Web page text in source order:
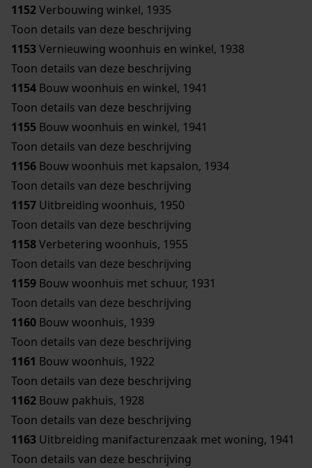
1152Verbouwing winkel, 1935
Toon details van deze beschrijving
1153Vernieuwing woonhuis en winkel, 1938
Toon details van deze beschrijving
1154 Bouw woonhuis en winkel, 1941
Toon details van deze beschrijving
1155 Bouw woonhuis en winkel, 1941
Toon details van deze beschrijving
1156 Bouw woonhuis met kapsalon, 1934
Toon details van deze beschrijving
1157 Uitbreiding woonhuis, 1950
Toon details van deze beschrijving
1158Verbetering woonhuis, 1955
Toon details van deze beschrijving
1159 Bouw woonhuis met schuur, 1931
Toon details van deze beschrijving
1160 Bouw woonhuis, 1939
Toon details van deze beschrijving
1161 Bouw woonhuis, 1922
Toon details van deze beschrijving
1162 Bouw pakhuis, 1928
Toon details van deze beschrijving
1163 Uitbreiding manifacturenzaak met woning, 1941
Toon details van deze beschrijving